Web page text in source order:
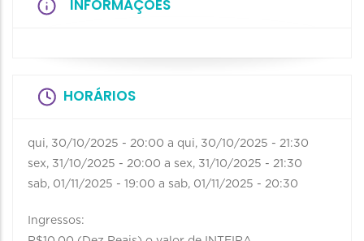
INFORMAÇÕES
HORÁRIOS
qui, 30/10/2025 - 20:00 a qui, 30/10/2025 - 21:30
sex, 31/10/2025 - 20:00 a sex, 31/10/2025 - 21:30
sab, 01/11/2025 - 19:00 a sab, 01/11/2025 - 20:30
Ingressos: